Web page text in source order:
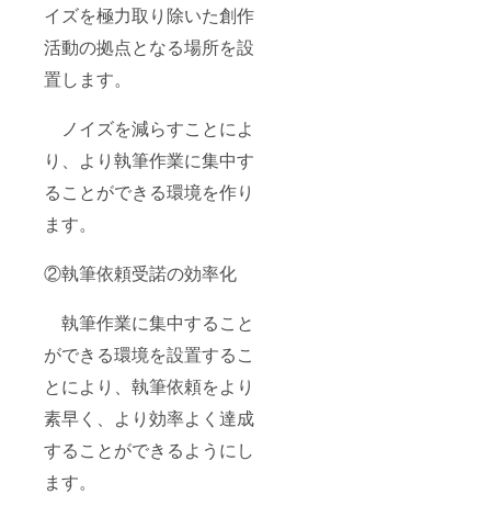
イズを極力取り除いた創作
活動の拠点となる場所を設
置します。
ノイズを減らすことによ
り、より執筆作業に集中す
ることができる環境を作り
ます。
②執筆依頼受諾の効率化
執筆作業に集中すること
ができる環境を設置するこ
とにより、執筆依頼をより
素早く、より効率よく達成
することができるようにし
ます。